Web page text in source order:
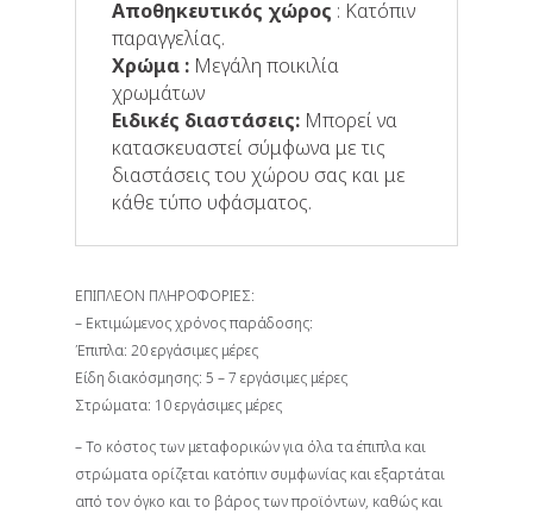
Αποθηκευτικός χώρος : Κατόπιν
παραγγελίας.
Χρώμα :Μεγάλη ποικιλία
χρωμάτων
Ειδικές διαστάσεις:Μπορεί να
κατασκευαστεί σύμφωνα με τις
διαστάσεις του χώρου σας και με
κάθε τύπο υφάσματος.
ΕΠΙΠΛΕΟΝ ΠΛΗΡΟΦΟΡΙΕΣ:
– Εκτιμώμενος χρόνος παράδοσης:
Έπιπλα: 20 εργάσιμες μέρες
Είδη διακόσμησης: 5 – 7 εργάσιμες μέρες
Στρώματα: 10 εργάσιμες μέρες
– Το κόστος των μεταφορικών για όλα τα έπιπλα και
στρώματα ορίζεται κατόπιν συμφωνίας και εξαρτάται
από τον όγκο και το βάρος των προϊόντων, καθώς και